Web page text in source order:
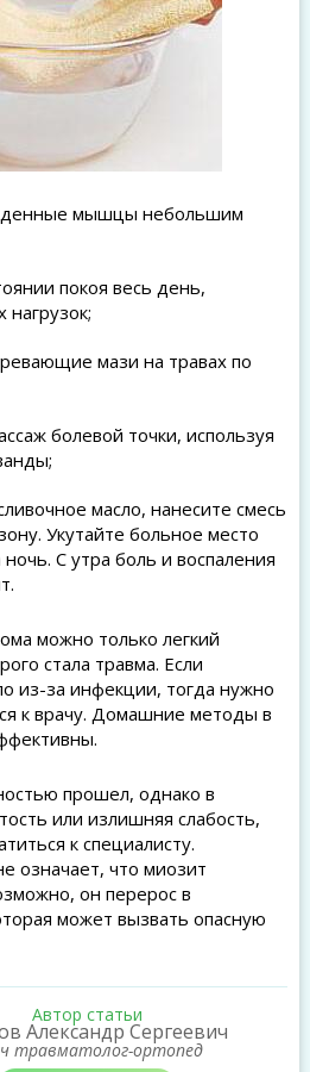
мышцы небольшим
покоя весь день,
мази на травах по
болевой точки, используя
масло, нанесите смесь
Укутайте больное место
С утра боль и воспаления
можно только легкий
стала травма. Если
из-за инфекции, тогда нужно
к врачу. Домашние методы в
прошел, однако в
или излишняя слабость,
к специалисту.
означает, что миозит
он перерос в
может вызвать опасную
Автор статьи
Александр Сергеевич
травматолог-ортопед